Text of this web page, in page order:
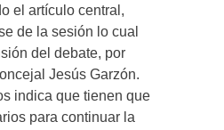
el artículo central,
de la sesión lo cual
del debate, por
Jesús Garzón.
indica que tienen que
para continuar la